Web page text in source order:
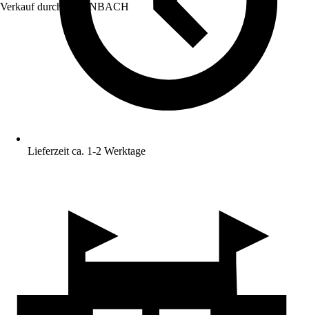
Verkauf durch: HORNBACH
Lieferzeit ca. 1-2 Werktage